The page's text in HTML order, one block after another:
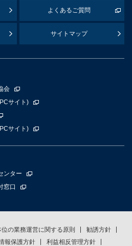
よくあるご質問
サイトマップ
会
サイト)
サイト)
ンター
窓口
位の業務運営に関する原則
勧誘方針
報保護方針
利益相反管理方針